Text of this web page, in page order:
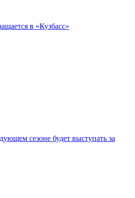
в «Кузбасс»
сезоне будет выступать за